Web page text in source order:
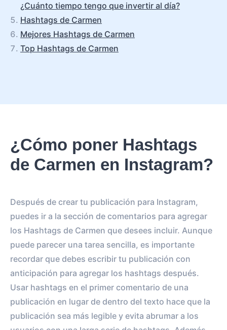
¿Cuánto tiempo tengo que invertir al día?
Hashtags de Carmen
Mejores Hashtags de Carmen
Top Hashtags de Carmen
¿Cómo poner Hashtags
de Carmen en Instagram?
Después de crear tu publicación para Instagram,
puedes ir a la sección de comentarios para agregar
los Hashtags de Carmen que desees incluir. Aunque
puede parecer una tarea sencilla, es importante
recordar que debes escribir tu publicación con
anticipación para agregar los hashtags después.
Usar hashtags en el primer comentario de una
publicación en lugar de dentro del texto hace que la
publicación sea más legible y evita abrumar a los